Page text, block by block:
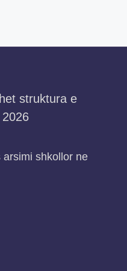
struktura e
shkollor ne